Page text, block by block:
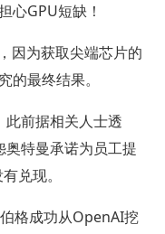
心GPU短缺！
因为获取尖端芯片的
的最终结果。
前据相关人士透
特曼承诺为员工提
兑现。
格成功从OpenAI挖